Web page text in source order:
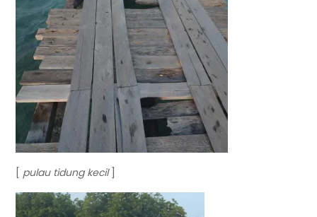
[ pulau tidung kecil]